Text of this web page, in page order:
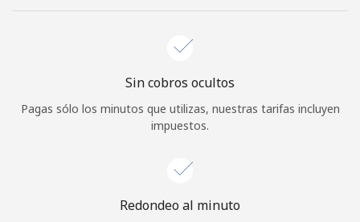
Iniciar Sesión
Sin cobros ocultos
Pagas sólo los minutos que utilizas, nuestras tarifas incluyen
impuestos.
Redondeo al minuto